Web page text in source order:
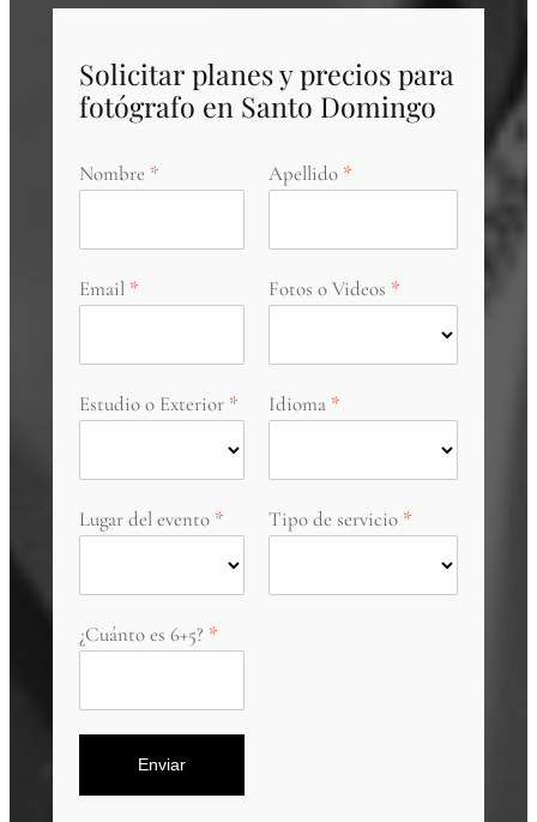
Solicitar planes y precios para
fotógrafo en Santo Domingo
Nombre Apellido
Email Fotos o Videos
Estudio o Exterior Idioma
Lugar del evento Tipo de servicio
¿Cuánto es 6+5?
Enviar